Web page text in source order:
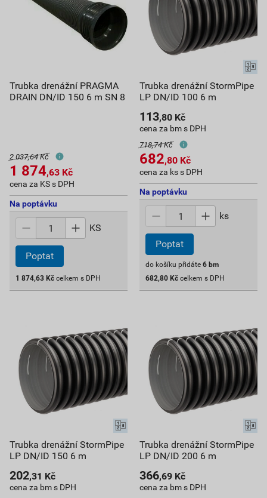
Trubka drenážní PRAGMA
DRAIN DN/ID 150 6 m SN 8
2 037,64 Kč
1 874,63 Kč
cena za KS s DPH
Na poptávku
KS
Poptat
1 874,63 Kč celkem s DPH
Trubka drenážní StormPipe
LP DN/ID 100 6 m
113,80 Kč
cena za bm s DPH
718,74 Kč
682,80 Kč
cena za ks s DPH
Na poptávku
ks
Poptat
do košíku přidáte 6 bm
682,80 Kč celkem s DPH
Trubka drenážní StormPipe
LP DN/ID 150 6 m
202,31 Kč
cena za bm s DPH
Trubka drenážní StormPipe
LP DN/ID 200 6 m
366,69 Kč
cena za bm s DPH